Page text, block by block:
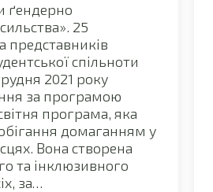
ґендерно
25
представників
спільноти
2021 року
за програмою
програма, яка
домаганням у
Вона створена
та інклюзивного
за…